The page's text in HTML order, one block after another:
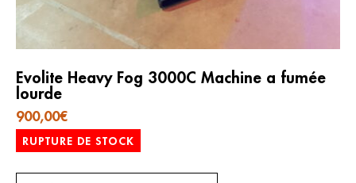
Evolite Heavy Fog 3000C Machine a fumée
lourde
900,00€
RUPTURE DE STOCK